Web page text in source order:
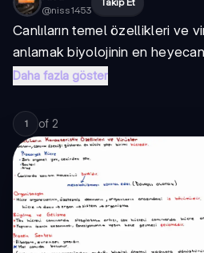
@niss1453
Canlıların temel özellikleri ve
anlamak biyolojinin en
Daha fazla göster
1 of 2